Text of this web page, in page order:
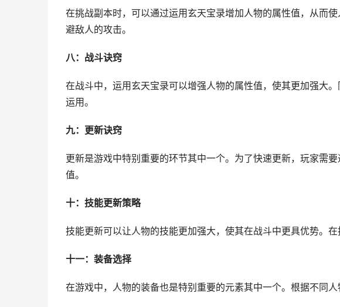
在挑战副本时，可以通过运用玄天宝录增加人物的属性值，从而
避敌人的攻击。
八：战斗诀窍
在战斗中，运用玄天宝录可以增强人物的属性值，使其更加强大
运用。
九：更新诀窍
更新是游戏中特别重要的环节其中一个。为了快速更新，玩家需
值。
十：技能更新策略
技能更新可以让人物的技能更加强大，使其在战斗中更具优势。
十一：装备选择
在游戏中，人物的装备也是特别重要的元素其中一个。根据不同人